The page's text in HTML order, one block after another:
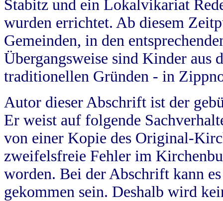
Stabitz und ein Lokalvikariat
wurden errichtet. Ab diesem
Gemeinden, in den
Übergangsweise sind Kinder aus
traditionellen Gründen - in
Autor dieser Abschrift ist der
Er weist auf folgende
von einer Kopie des Original-
zweifelsfreie Fehler im
worden. Bei der Abschrift kann
gekommen sein. Deshalb wird